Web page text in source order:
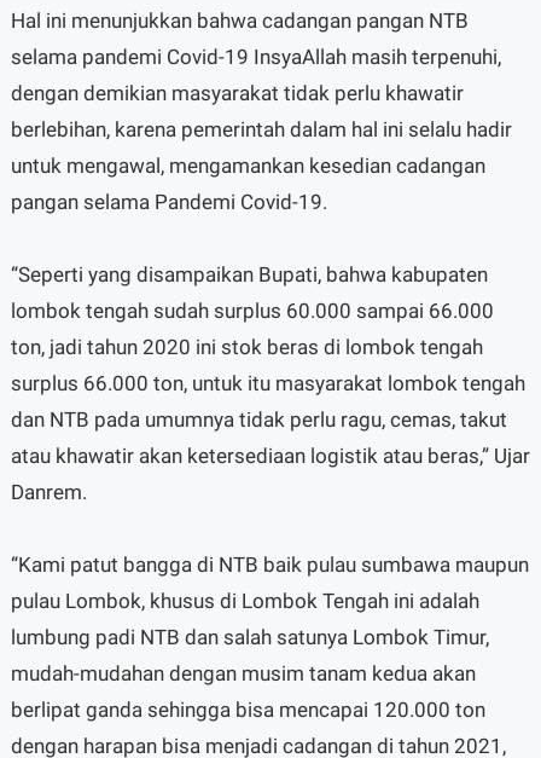
Hal ini menunjukkan bahwa cadangan pangan NTB
selama pandemi Covid-19 InsyaAllah masih terpenuhi,
dengan demikian masyarakat tidak perlu khawatir
berlebihan, karena pemerintah dalam hal ini selalu hadir
untuk mengawal, mengamankan kesedian cadangan
pangan selama Pandemi Covid-19.
“Seperti yang disampaikan Bupati, bahwa kabupaten
lombok tengah sudah surplus 60.000 sampai 66.000
ton, jadi tahun 2020 ini stok beras di lombok tengah
surplus 66.000 ton, untuk itu masyarakat lombok tengah
dan NTB pada umumnya tidak perlu ragu, cemas, takut
atau khawatir akan ketersediaan logistik atau beras,” Ujar
Danrem.
“Kami patut bangga di NTB baik pulau sumbawa maupun
pulau Lombok, khusus di Lombok Tengah ini adalah
lumbung padi NTB dan salah satunya Lombok Timur,
mudah-mudahan dengan musim tanam kedua akan
berlipat ganda sehingga bisa mencapai 120.000 ton
dengan harapan bisa menjadi cadangan di tahun 2021,